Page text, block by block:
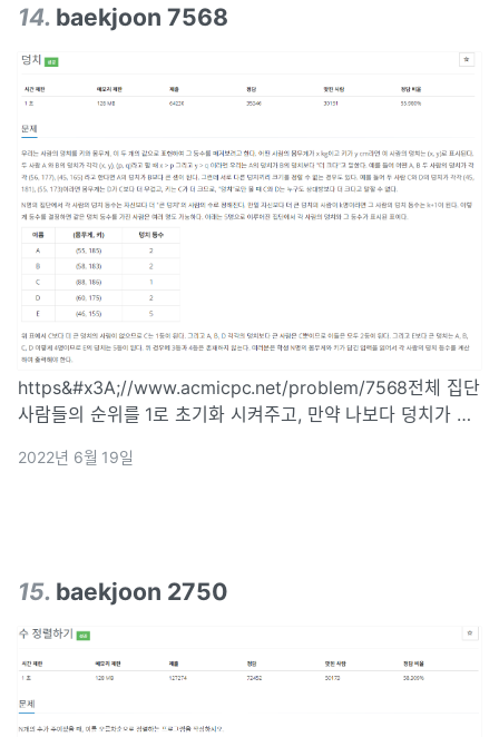
14. baekjoon 7568
https&#x3A;//www.acmicpc.net/problem/7568전체 집단
사람들의 순위를 1로 초기화 시켜주고, 만약 나보다 덩치가 큰
2022년 6월 19일
15. baekjoon 2750